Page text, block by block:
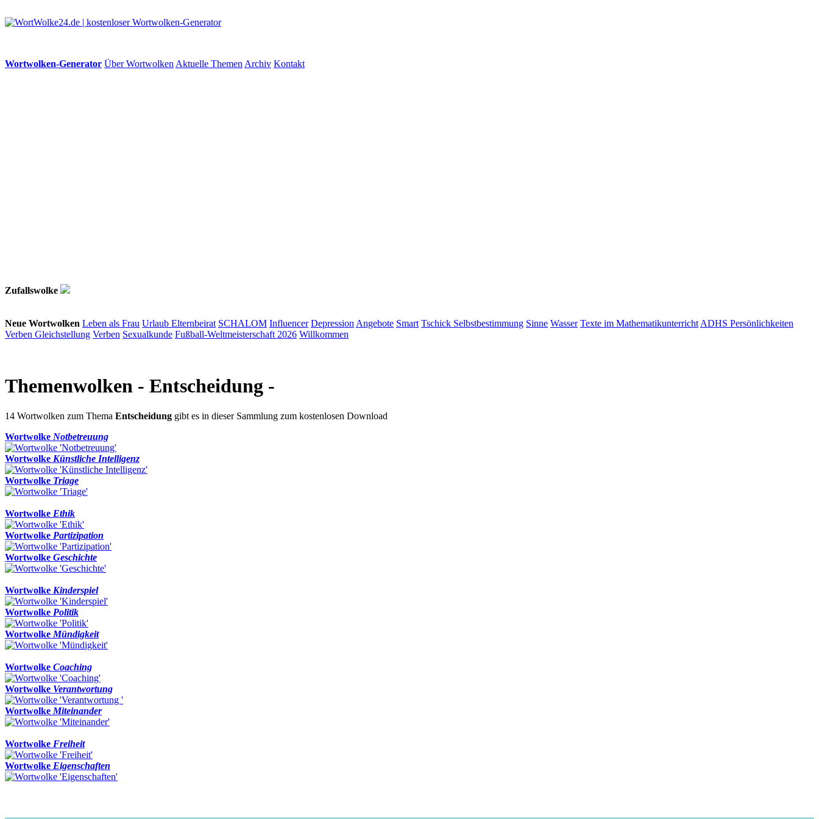
Wortwolken-Generator Über Wortwolken Aktuelle Themen Archiv Kontakt
Zufallswolke
Neue Wortwolken Leben als Frau Urlaub Elternbeirat SCHALOM Influencer Depression Angebote Smart Tschick Selbstbestimmung Sinne Wasser Texte im Mathematikunterricht ADHS Persönlichkeiten
Verben Gleichstellung Verben Sexualkunde Fußball-Weltmeisterschaft 2026 Willkommen
Themenwolken - Entscheidung -
14 Wortwolken zum Thema Entscheidung gibt es in dieser Sammlung zum kostenlosen Download
Wortwolke Notbetreuung
Wortwolke Künstliche Intelligenz
Wortwolke Triage
Wortwolke Ethik
Wortwolke Partizipation
Wortwolke Geschichte
Wortwolke Kinderspiel
Wortwolke Politik
Wortwolke Mündigkeit
Wortwolke Coaching
Wortwolke Verantwortung
Wortwolke Miteinander
Wortwolke Freiheit
Wortwolke Eigenschaften